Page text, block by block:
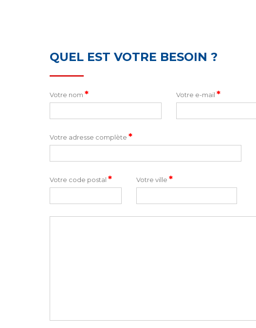
QUEL EST VOTRE BESOIN ?
Votre nom * Votre e-mail *
Votre adresse complète *
Votre code postal * Votre ville *